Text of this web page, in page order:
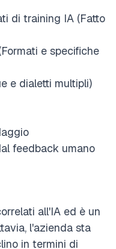
di training IA (Fatto
e specifiche
e dialetti multipli)
feedback umano
all'IA ed è un
l'azienda sta
in termini di